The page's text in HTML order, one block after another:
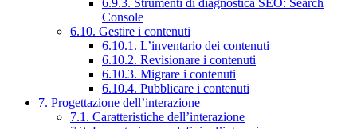
Console
6.10. Gestire i contenuti
6.10.1. L’inventario dei contenuti
6.10.2. Revisionare i contenuti
6.10.3. Migrare i contenuti
6.10.4. Pubblicare i contenuti
7. Progettazione dell’interazione
7.1. Caratteristiche dell’interazione